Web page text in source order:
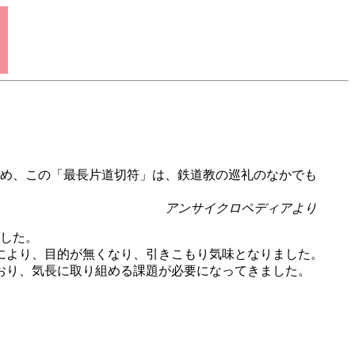
、この「最長片道切符」は、鉄道教の巡礼のなかでも
アンサイクロペディアより
た。
り、目的が無くなり、引きこもり気味となりました。
、気長に取り組める課題が必要になってきました。